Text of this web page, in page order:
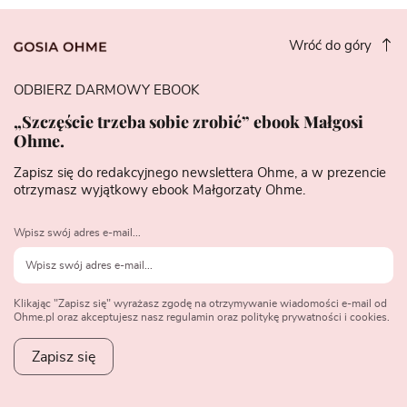
Wróć do góry
ODBIERZ DARMOWY EBOOK
„Szczęście trzeba sobie zrobić” ebook Małgosi
Ohme.
Zapisz się do redakcyjnego newslettera Ohme, a w prezencie
otrzymasz wyjątkowy ebook Małgorzaty Ohme.
Wpisz swój adres e-mail...
Klikając "Zapisz się" wyrażasz zgodę na otrzymywanie wiadomości e-mail od
Ohme.pl oraz akceptujesz nasz regulamin oraz politykę prywatności i cookies.
Zapisz się